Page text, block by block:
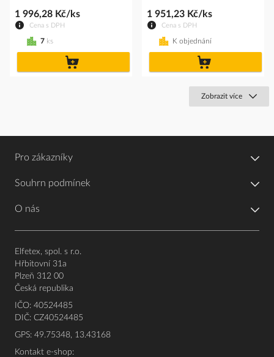
Cena s DPH
1 996,28 Kč/ks
7 ks
Cena s DPH
1 951,23 Kč/ks
K objednání
Zobrazit více
Pro zákazníky
Souhrn podmínek
O nás
Elfetex, spol. s r.o.
Hřbitovní 31a
Plzeň 312 00
Česká republika
IČO: 40524485
DIČ: CZ40524485
GPS: 49.75348, 13.43168
Kontakt e-shop: